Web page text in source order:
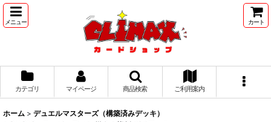
メニュー カート
カテゴリ マイページ 商品検索 ご利用案内
ホーム > デュエルマスターズ（構築済みデッキ）